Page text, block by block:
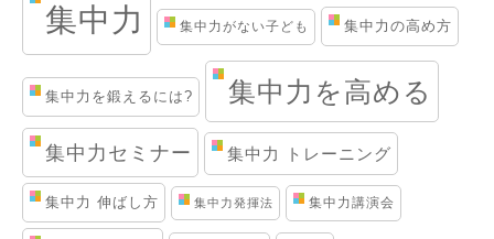
集中力 集中力がない子ども 集中力の高め方
集中力を鍛えるには? 集中力を高める
集中力セミナー 集中力 トレーニング
集中力 伸ばし方 集中力発揮法 集中力講演会